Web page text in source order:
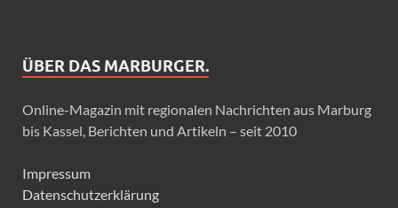
ÜBER DAS MARBURGER.
Online-Magazin mit regionalen Nachrichten aus Marburg
bis Kassel, Berichten und Artikeln – seit 2010
Impressum
Datenschutzerklärung